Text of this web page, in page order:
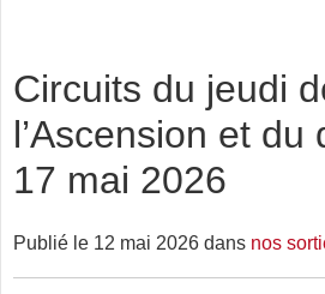
Circuits du jeudi
l’Ascension et du
17 mai 2026
Publié le 12 mai 2026 dans nos